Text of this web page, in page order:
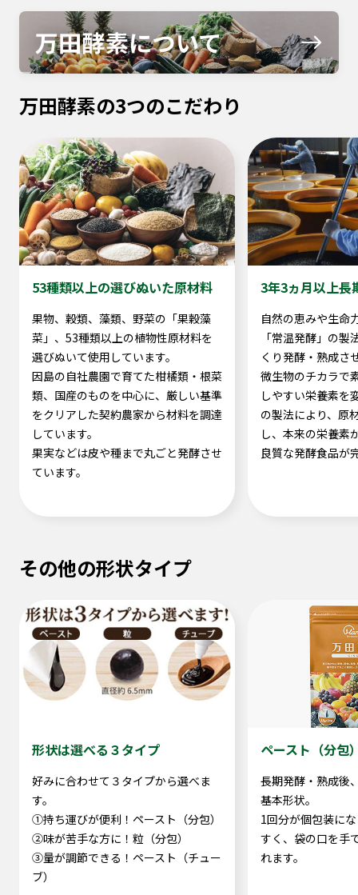
万田酵素の3つのこだわり
53種類以上の選びぬいた原材料
果物、穀類、藻類、野菜の「果穀藻
菜」、53種類以上の植物性原材料を
選びぬいて使用しています。
因島の自社農園で育てた柑橘類・根菜
類、国産のものを中心に、厳しい基準
をクリアした契約農家から材料を調達
しています。
果実などは皮や種まで丸ごと発酵させ
ています。
3年3ヵ月以上長
自然の恵みや生命
「常温発酵」の製
くり発酵・熟成さ
微生物のチカラで
しやすい栄養素を
の製法により、原
し、本来の栄養素
良質な発酵食品が
その他の形状タイプ
形状は選べる３タイプ
好みに合わせて３タイプから選べま
す。
①持ち運びが便利！ペースト（分包）
②味が苦手な方に！粒（分包）
③量が調節できる！ペースト（チュー
ブ）
ペースト（分包
長期発酵・熟成後
基本形状。
1回分が個包装に
すく、袋の口を手
れます。